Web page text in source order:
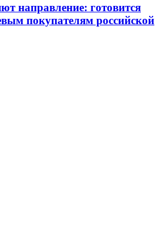
направление: готовится
покупателям российской